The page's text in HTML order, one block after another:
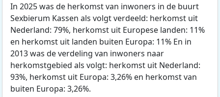
In 2025 was de herkomst van inwoners in de buurt
Sexbierum Kassen als volgt verdeeld: herkomst uit
Nederland: 79%, herkomst uit Europese landen: 11%
en herkomst uit landen buiten Europa: 11% En in
2013 was de verdeling van inwoners naar
herkomstgebied als volgt: herkomst uit Nederland:
93%, herkomst uit Europa: 3,26% en herkomst van
buiten Europa: 3,26%.